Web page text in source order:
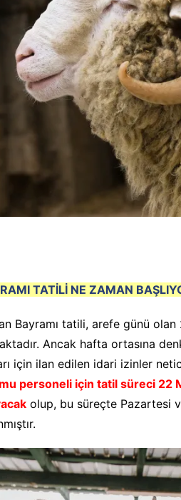
TATİLİ NE ZAMAN
Bayramı tatili, arefe günü
Ancak hafta ortasına
için ilan edilen idari izinler
personeli için tatil süreci 22
olup, bu süreçte Pazartesi